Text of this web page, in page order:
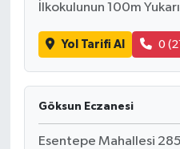
İlkokulunun 100m
Yol Tarifi Al 0
Göksun Eczanesi
Esentepe Mahallesi